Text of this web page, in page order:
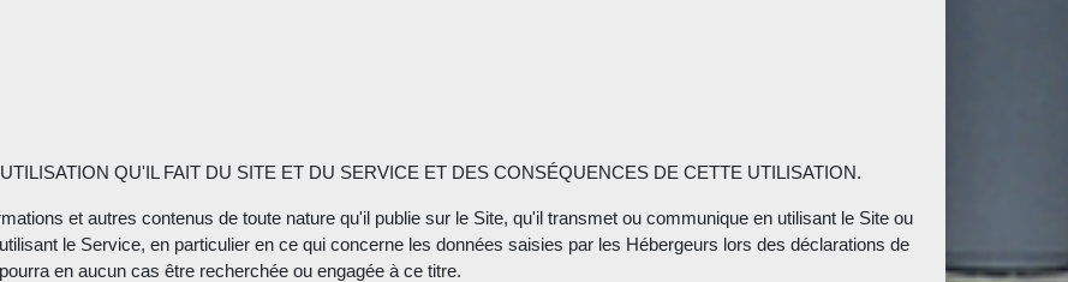
QU'IL FAIT DU SITE ET DU SERVICE ET DES CONSÉQUENCES DE CETTE UTILISATION.
et autres contenus de toute nature qu'il publie sur le Site, qu'il transmet ou communique en utilisant le Site ou
le Service, en particulier en ce qui concerne les données saisies par les Hébergeurs lors des déclarations de
en aucun cas être recherchée ou engagée à ce titre.